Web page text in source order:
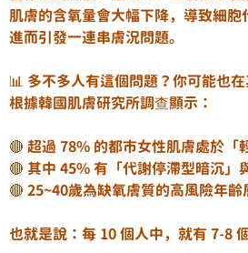
肌膚的含氧量會大幅下降，導致細胞
進而引發一連串膚況問題。
📊 多不多人有這個問題？你可能也
根據韓國肌膚研究所調查顯示：
🔴 超過 78% 的都市女性肌膚處於「
🔴 其中 45% 有「代謝停滯型暗沉」
🔴 25~40歲為缺氧膚質的高風險年齡
也就是說：每 10 個人中，就有 7-8